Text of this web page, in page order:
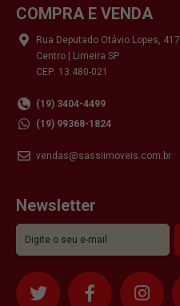
COMPRA E VENDA
Rua Deputado Otávio Lopes, 417
Centro | Limeira SP
CEP: 13.480-021
(19) 3404-4499
(19) 99368-1824
vendas@sassiimoveis.com.br
Newsletter